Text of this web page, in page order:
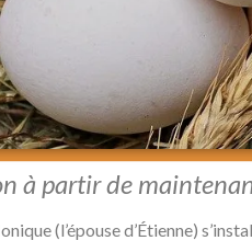
à partir de
(l’épouse d’Étienne)